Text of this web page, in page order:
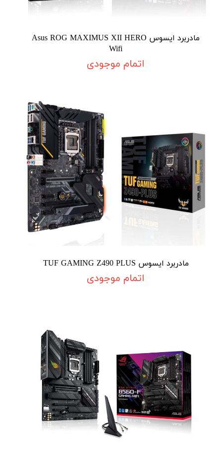
مادربرد ایسوس Asus ROG MAXIMUS XII HERO
Wifi
اتمام موجودی
مادربرد ایسوس TUF GAMING Z490 PLUS
اتمام موجودی